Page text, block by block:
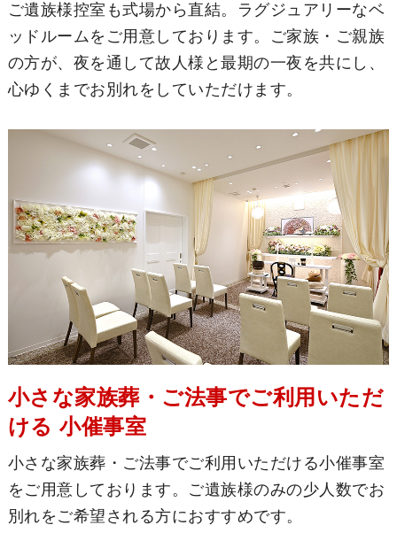
ご遺族様控室も式場から直結。ラグジュアリーなベ
ッドルームをご用意しております。ご家族・ご親族
の方が、夜を通して故人様と最期の一夜を共にし、
心ゆくまでお別れをしていただけます。
小さな家族葬・ご法事でご利用いただ
ける 小催事室
小さな家族葬・ご法事でご利用いただける小催事室
をご用意しております。ご遺族様のみの少人数でお
別れをご希望される方におすすめです。